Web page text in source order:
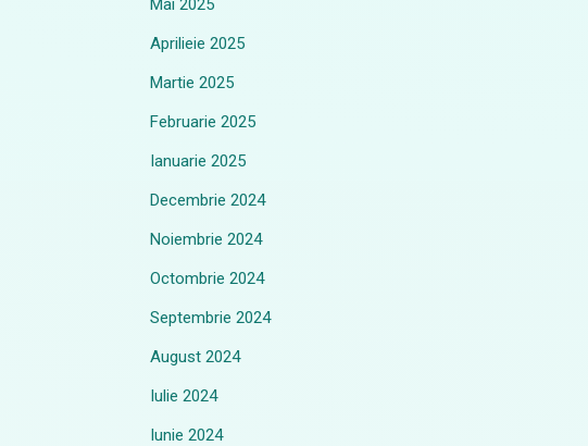
Mai 2025
Aprilieie 2025
Martie 2025
Februarie 2025
Ianuarie 2025
Decembrie 2024
Noiembrie 2024
Octombrie 2024
Septembrie 2024
August 2024
Iulie 2024
Iunie 2024